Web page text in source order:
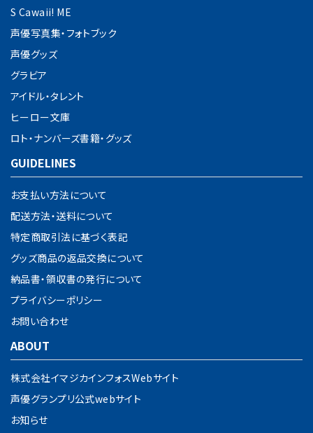
カテゴリー
S Cawaii! ME
声優写真集・フォトブック
声優グッズ
グラビア
アイドル・タレント
ヒーロー文庫
ロト・ナンバーズ書籍・グッズ
GUIDELINES
お支払い方法について
配送方法・送料について
特定商取引法に基づく表記
グッズ商品の返品交換について
納品書・領収書の発行について
プライバシーポリシー
お問い合わせ
ABOUT
株式会社イマジカインフォスWebサイト
声優グランプリ公式webサイト
お知らせ